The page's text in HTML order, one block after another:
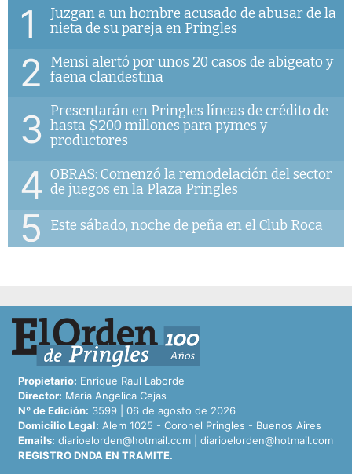
1
Juzgan a un hombre acusado de abusar de la
nieta de su pareja en Pringles
2
Mensi alertó por unos 20 casos de abigeato y
faena clandestina
3
Presentarán en Pringles líneas de crédito de
hasta $200 millones para pymes y
productores
4 OBRAS: Comenzó la remodelación del sector
de juegos en la Plaza Pringles
5 Este sábado, noche de peña en el Club Roca
Propietario: Enrique Raul Laborde
Director: Maria Angelica Cejas
Nº de Edición: 3599 | 06 de agosto de 2026
Domicilio Legal: Alem 1025 - Coronel Pringles - Buenos Aires
Emails: diarioelorden@hotmail.com
diarioelorden@hotmail.com
REGISTRO DNDA EN TRAMITE.